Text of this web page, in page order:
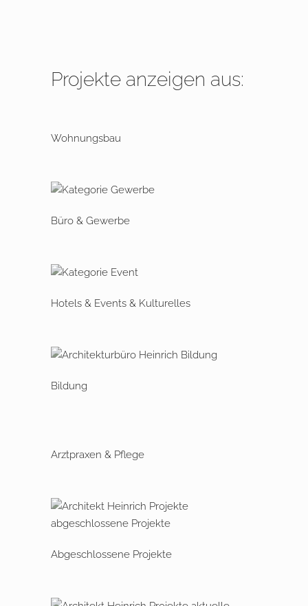
Projekte anzeigen aus:
Wohnungsbau
Büro & Gewerbe
Hotels & Events & Kulturelles
Bildung
Arztpraxen & Pflege
Abgeschlossene Projekte